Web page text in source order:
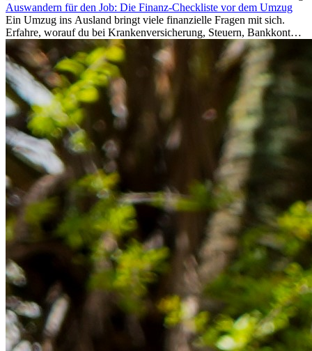
Auswandern für den Job: Die Finanz-Checkliste vor dem Umzug
Ein Umzug ins Ausland bringt viele finanzielle Fragen mit sich.
Erfahre, worauf du bei Krankenversicherung, Steuern, Bankkonto,
Rücklagen und Budgetplanung achten solltest, damit dein Neustart
im Ausland reibungslos gelingt.